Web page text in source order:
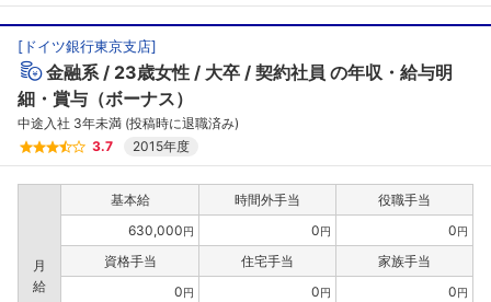
[ ドイツ銀行東京支店]
金融系 23歳女性 大卒 契約社員 の年収・給与明
細・賞与（ボーナス）
中途入社 3年未満 (投稿時に退職済み)
3.7
2015年度
月
給
基本給 時間外手当
役職手当
630,000円 0円 0円
資格手当 住宅手当
家族手当
0円 0円 0円